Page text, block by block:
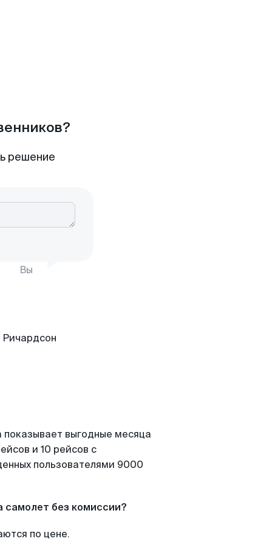
решение
Вы
показывает выгодные месяца
и 10 рейсов с
пользователями 9000
самолет без комиссии?
по цене.